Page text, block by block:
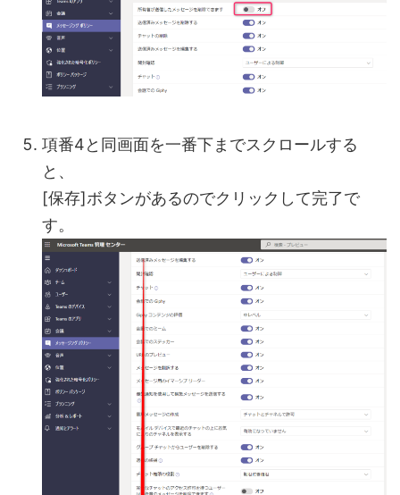
項番4と同画面を一番下までスクロールする
と、
[保存]ボタンがあるのでクリックして完了で
す。